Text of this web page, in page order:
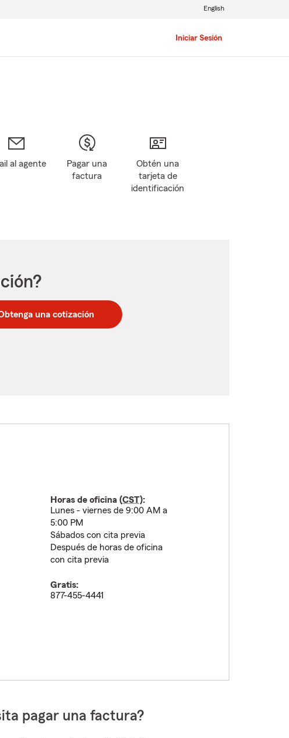
Iniciar Sesión
English
al agente
Pagar una
factura
Obtén una
tarjeta de
identificación
una cotización
Horas de oficina (CST):
Lunes - viernes de 9:00 AM a
5:00 PM
Sábados con cita previa
Después de horas de oficina
con cita previa
Gratis:
877-455-4441
pagar una factura?